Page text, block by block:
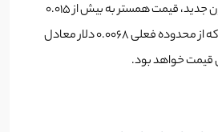
آن در جذب تقاضای کاربران جدید، قیمت همستر به بیش از 0.015
دلار خواهد رسید؛ رشدی که از محدوده فعلی 0.0068 دلار معادل